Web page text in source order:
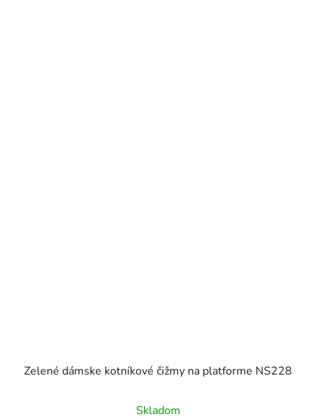
Zelené dámske kotníkové čižmy na platforme NS228
Skladom